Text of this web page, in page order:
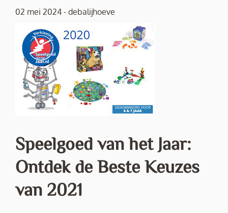
02 mei 2024 - debalijhoeve
Speelgoed van het Jaar:
Ontdek de Beste Keuzes
van 2021